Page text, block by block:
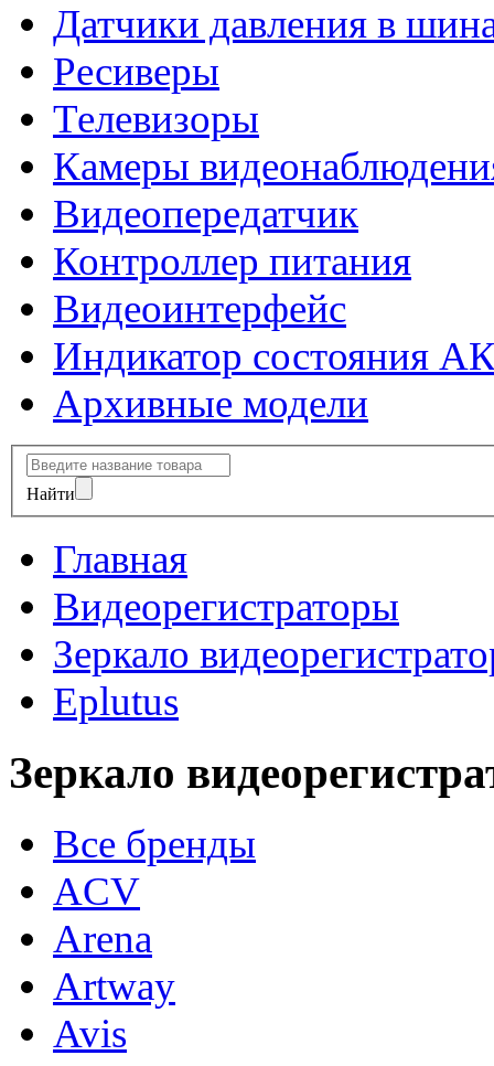
Датчики давления в
Ресиверы
Телевизоры
Камеры
Видеопередатчик
Контроллер питания
Видеоинтерфейс
Индикатор состояния
Архивные модели
Найти
Главная
Видеорегистраторы
Зеркало
Eplutus
Зеркало
Все бренды
ACV
Arena
Artway
Avis